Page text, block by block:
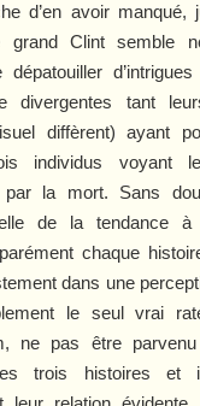
d’en avoir manqué,
Clint semble
divergentes tant
diffèrent) ayant
individus voyant
par la mort. Sans
de la tendance à
chaque
dans une
le seul vrai
ne pas être
trois histoires et